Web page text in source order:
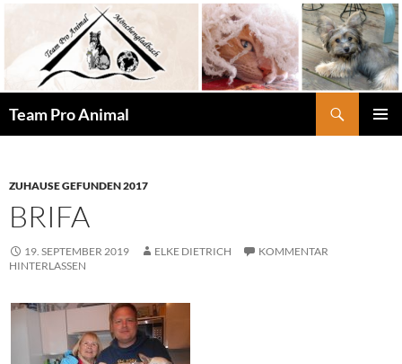
springen
Team Pro Animal
ZUHAUSE GEFUNDEN 2017
BRIFA
19. SEPTEMBER 2019 ELKE DIETRICH
KOMMENTAR
HINTERLASSEN